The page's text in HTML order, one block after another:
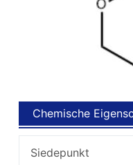
Chemische
Siedepunkt